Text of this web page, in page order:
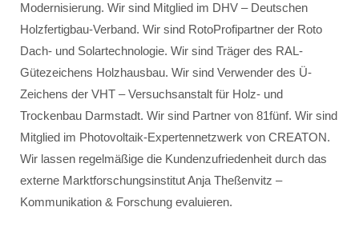
Modernisierung. Wir sind Mitglied im DHV – Deutschen
Holzfertigbau-Verband. Wir sind RotoProfipartner der Roto
Dach- und Solartechnologie. Wir sind Träger des RAL-
Gütezeichens Holzhausbau. Wir sind Verwender des Ü-
Zeichens der VHT – Versuchsanstalt für Holz- und
Trockenbau Darmstadt. Wir sind Partner von 81fünf. Wir sind
Mitglied im Photovoltaik-Expertennetzwerk von CREATON.
Wir lassen regelmäßige die Kundenzufriedenheit durch das
externe Marktforschungsinstitut Anja Theßenvitz –
Kommunikation & Forschung evaluieren.